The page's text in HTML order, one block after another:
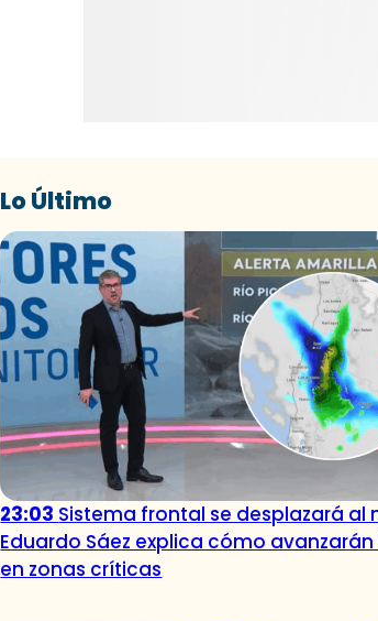
Lo Último
23:03 Sistema frontal se desplazará al
Eduardo Sáez explica cómo avanzarán
en zonas críticas